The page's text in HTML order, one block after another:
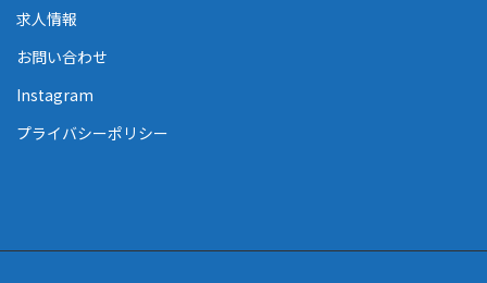
求人情報
お問い合わせ
Instagram
プライバシーポリシー